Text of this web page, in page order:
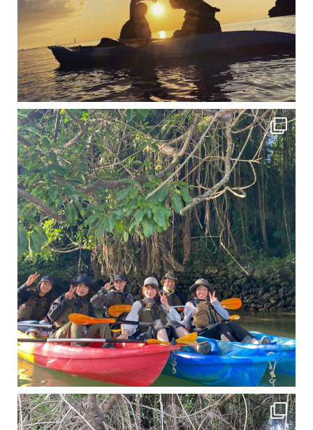
12月に入り、沖縄も流石に半袖では過ごせなくなってきました
ですが、日中はまだ20℃
11月となり沖縄も寒くなってきましたが まだまだ沖縄は半袖です
この時期は、修学旅行